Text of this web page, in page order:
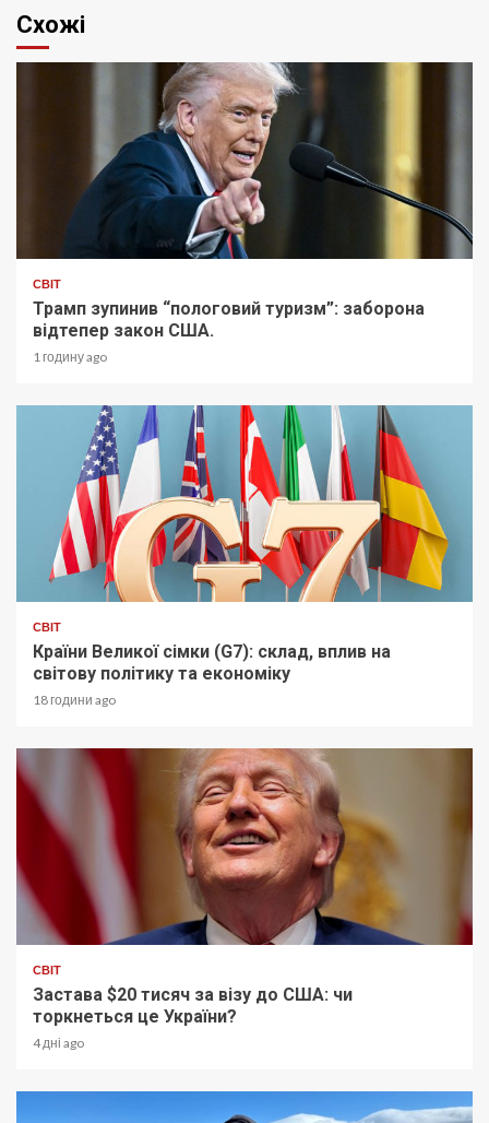
Схожі
СВІТ
Трамп зупинив “пологовий туризм”: заборона
відтепер закон США.
1 годину ago
СВІТ
Країни Великої сімки (G7): склад, вплив на
світову політику та економіку
18 години ago
СВІТ
Застава $20 тисяч за візу до США: чи
торкнеться це України?
4 дні ago